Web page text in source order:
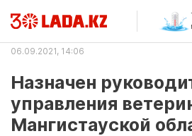
06.09.2021, 14:06
Назначен
управления
Мангистауской